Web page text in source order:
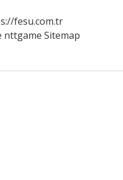
fesu.com.tr
nttgame Sitemap